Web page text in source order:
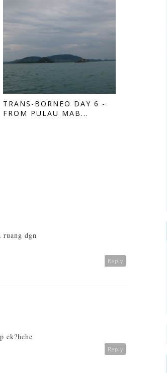
TRANS-BORNEO DAY 6 -
FROM PULAU MAB...
ruang dgn
Reply
ek?hehe
Reply